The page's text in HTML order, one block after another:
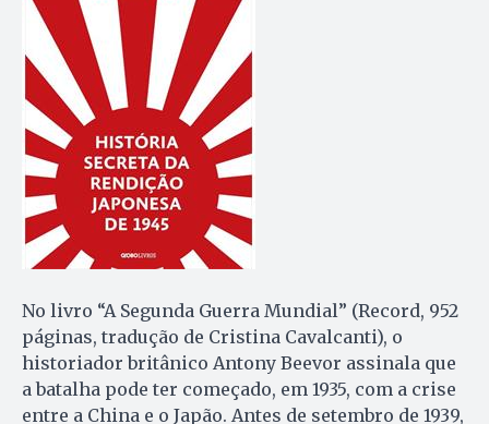
No livro “A Segunda Guerra Mundial” (Record, 952
páginas, tradução de Cristina Cavalcanti), o
historiador britânico Antony Beevor assinala que
a batalha pode ter começado, em 1935, com a crise
entre a China e o Japão. Antes de setembro de 1939,